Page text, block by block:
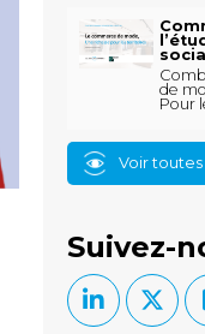
de
Pour
Voir
Suivez-